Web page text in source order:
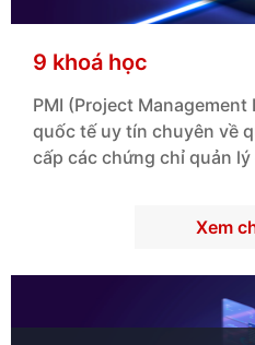
9 khoá học
PMI (Project
quốc tế uy tín chuyên về
cấp các chứng chỉ quản
Xem